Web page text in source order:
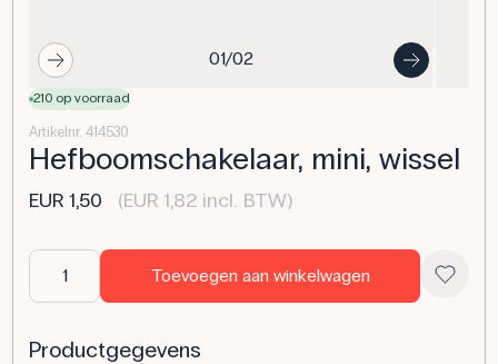
01/02
210 op voorraad
Artikelnr. 414530
Hefboomschakelaar, mini, wissel
EUR 1,50 (EUR 1,82 incl. BTW)
Toevoegen aan winkelwagen
Productgegevens